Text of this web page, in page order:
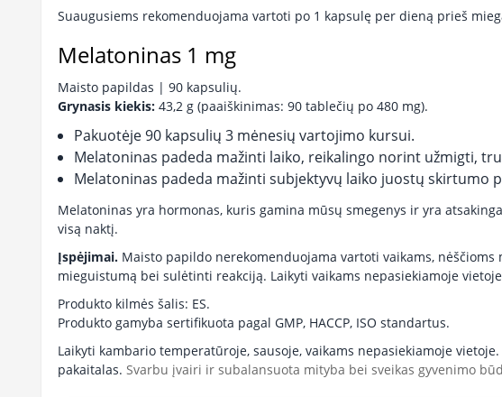
Suaugusiems rekomenduojama vartoti po 1 kapsulę per dieną prieš
Melatoninas 1 mg
Maisto papildas | 90 kapsulių.
Grynasis kiekis: 43,2 g (paaiškinimas: 90 tablečių po 480 mg).
Pakuotėje 90 kapsulių 3 mėnesių vartojimo kursui.
Melatoninas padeda mažinti laiko, reikalingo norint užmigti,
Melatoninas padeda mažinti subjektyvų laiko juostų skirtumo
Melatoninas yra hormonas, kuris gamina mūsų smegenys ir yra
visą naktį.
Įspėjimai. Maisto papildo nerekomenduojama vartoti vaikams,
mieguistumą bei sulėtinti reakciją. Laikyti vaikams nepasiekiamoje
Produkto kilmės šalis: ES.
Produkto gamyba sertifikuota pagal GMP, HACCP, ISO standartus.
Laikyti kambario temperatūroje, sausoje, vaikams nepasiekiamoje
pakaitalas. Svarbu įvairi ir subalansuota mityba bei sveikas gyvenimo